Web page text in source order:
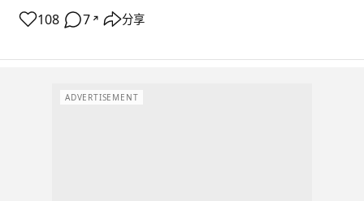
108 7 ↗ 分享
ADVERTISEMENT